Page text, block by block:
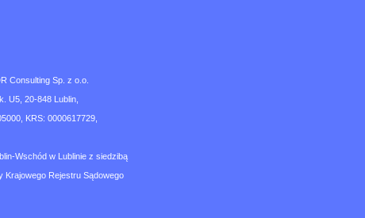
Consulting Sp. z o.o.
U5, 20-848 Lublin,
KRS: 0000617729,
Wschód w Lublinie z siedzibą
Krajowego Rejestru Sądowego